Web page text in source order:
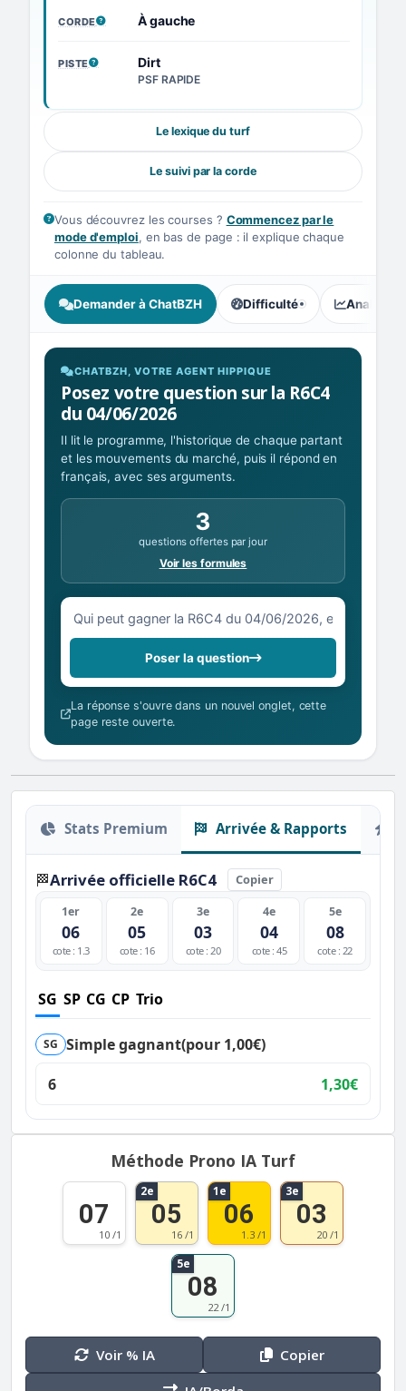
CORDE
, VOIR LA DÉFINITION
À gauche
PISTE
, VOIR LA DÉFINITION
Dirt
PSF RAPIDE
Le lexique du turf
Le suivi par la corde
Vous découvrez les courses ? Commencez par le
mode d'emploi, en bas de page : il explique chaque
colonne du tableau.
Demander à ChatBZH Difficulté
, tendance des parieurs :
Analyse
CHATBZH, VOTRE AGENT HIPPIQUE
Posez votre question sur la R6C4
du 04/06/2026
Il lit le programme, l'historique de chaque partant
et les mouvements du marché, puis il répond en
français, avec ses arguments.
3
questions offertes par jour
Voir les formules
Votre question sur la R6C4 du 04/06/2026
Poser la question
La réponse s'ouvre dans un nouvel onglet, cette
page reste ouverte.
Stats Premium Arrivée & Rapports
🏁Arrivée officielle R6C4 Copier
1er
06
cote : 1.3
2e
05
cote : 16
3e
03
cote : 20
4e
04
cote : 45
5e
08
cote : 22
SG SP CG CP Trio
SG Simple gagnant(pour 1,00€)
6
1,30€
Méthode Prono IA Turf
07
10 /1
2e
05
16 /1
1e
06
1.3 /1
3e
03
20 /1
5e
08
22 /1
Voir % IA
Copier